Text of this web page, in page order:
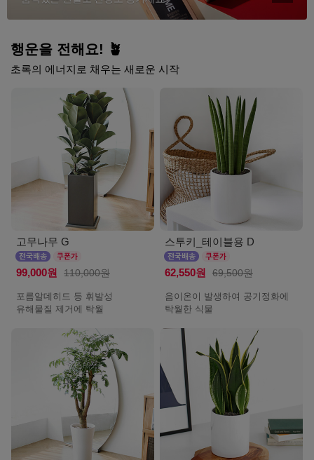
행운을 전해요! 🪴
초록의 에너지로 채우는 새로운 시작
고무나무 G
99,000원 110,000원
포름알데히드 등 휘발성
유해물질 제거에 탁월
스투키_테이블용 D
62,550원 69,500원
음이온이 발생하여 공기정화에
탁월한 식물